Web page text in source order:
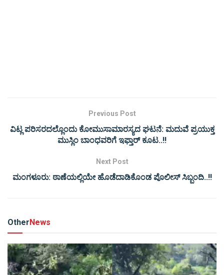
Previous Post
ವಿಟ್ಲ ಪರಿಸರದಲ್ಲೊಂದು ಕೋಮುಸಾಮಾರಸ್ಯದ ಘಟನೆ: ಮದುವೆ ಪ್ರಯುಕ್ತ
ಮುಸ್ಲಿಂ ಬಾಂಧವರಿಗೆ ಇಫ್ತಾರ್ ಕೂಟ..!!
Next Post
ಮಂಗಳೂರು: ಠಾಣೆಯಲ್ಲಿಯೇ ಹೊಡೆದಾಡಿಕೊಂಡ ಪೊಲೀಸ್ ಸಿಬ್ಬಂದಿ..!!
Other News